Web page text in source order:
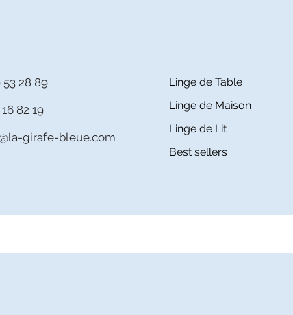
53 28 89
82 19
girafe-bleue.com
Linge de Table
Linge de Maison
Linge de Lit
Best sellers